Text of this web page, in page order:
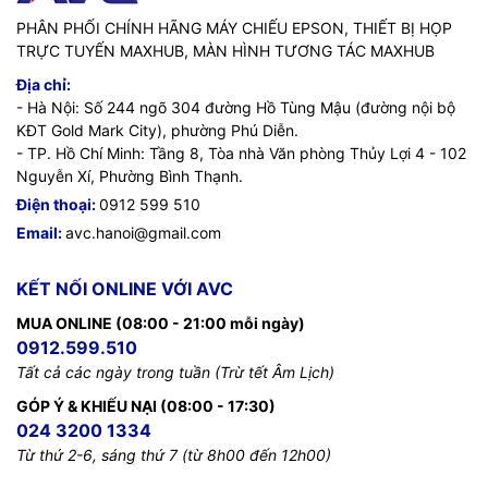
PHÂN PHỐI CHÍNH HÃNG MÁY CHIẾU EPSON, THIẾT BỊ HỌP
TRỰC TUYẾN MAXHUB, MÀN HÌNH TƯƠNG TÁC MAXHUB
Địa chỉ:
- Hà Nội: Số 244 ngõ 304 đường Hồ Tùng Mậu (đường nội bộ
KĐT Gold Mark City), phường Phú Diễn.
- TP. Hồ Chí Minh: Tầng 8, Tòa nhà Văn phòng Thủy Lợi 4 - 102
Nguyễn Xí, Phường Bình Thạnh.
Điện thoại:0912 599 510
Email:avc.hanoi@gmail.com
KẾT NỐI ONLINE VỚI AVC
MUA ONLINE (08:00 - 21:00 mỗi ngày)
0912.599.510
Tất cả các ngày trong tuần (Trừ tết Âm Lịch)
GÓP Ý & KHIẾU NẠI (08:00 - 17:30)
024 3200 1334
Từ thứ 2-6, sáng thứ 7 (từ 8h00 đến 12h00)